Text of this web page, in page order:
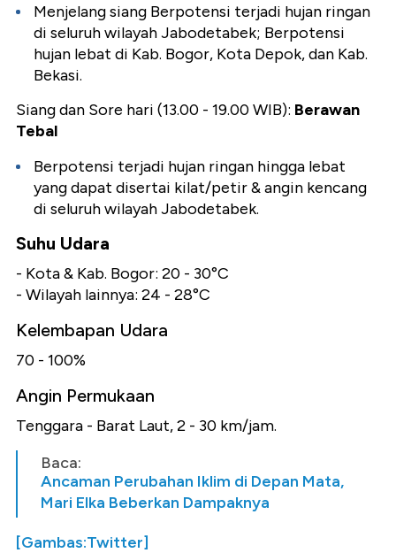
Menjelang siang Berpotensi terjadi hujan ringan
di seluruh wilayah Jabodetabek; Berpotensi
hujan lebat di Kab. Bogor, Kota Depok, dan Kab.
Bekasi.
Siang dan Sore hari (13.00 - 19.00 WIB): Berawan
Tebal
Berpotensi terjadi hujan ringan hingga lebat
yang dapat disertai kilat/petir & angin kencang
di seluruh wilayah Jabodetabek.
Suhu Udara
- Kota & Kab. Bogor: 20 - 30°C
- Wilayah lainnya: 24 - 28°C
Kelembapan Udara
70 - 100%
Angin Permukaan
Tenggara - Barat Laut, 2 - 30 km/jam.
Baca:
Ancaman Perubahan Iklim di Depan Mata,
Mari Elka Beberkan Dampaknya
[Gambas:Twitter]